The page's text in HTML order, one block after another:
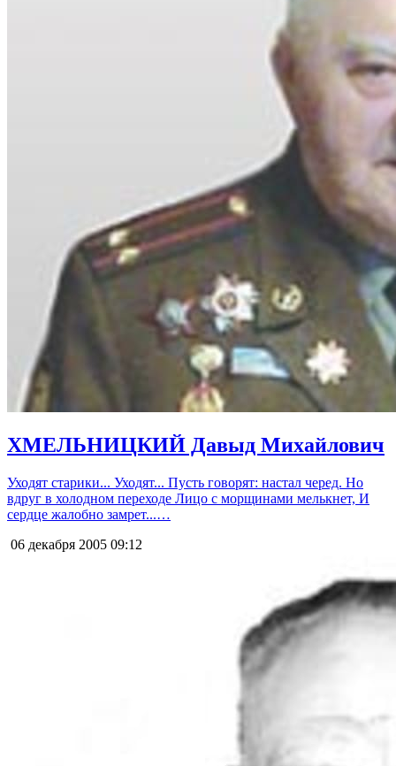
ХМЕЛЬНИЦКИЙ Давыд Михайлович
Уходят старики... Уходят... Пусть говорят: настал черед. Но
вдруг в холодном переходе Лицо с морщинами мелькнет, И
сердце жалобно замрет...…
06 декабря 2005 09:12